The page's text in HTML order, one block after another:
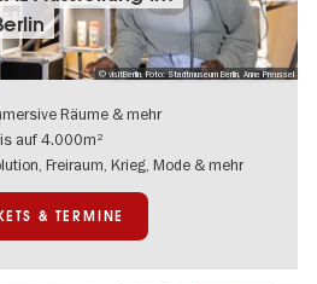
© visitBerlin, Foto: Stadtmuseum Berlin, Anne Preussel
Räume & mehr
auf 4.000m²
Freiraum, Krieg, Mode & mehr
& TERMINE